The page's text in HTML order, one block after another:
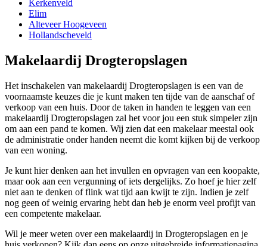
Kerkenveld
Elim
Alteveer Hoogeveen
Hollandscheveld
Makelaardij Drogteropslagen
Het inschakelen van makelaardij Drogteropslagen is een van de
voornaamste keuzes die je kunt maken ten tijde van de aanschaf of
verkoop van een huis. Door de taken in handen te leggen van een
makelaardij Drogteropslagen zal het voor jou een stuk simpeler zijn
om aan een pand te komen. Wij zien dat een makelaar meestal ook
de administratie onder handen neemt die komt kijken bij de verkoop
van een woning.
Je kunt hier denken aan het invullen en opvragen van een koopakte,
maar ook aan een vergunning of iets dergelijks. Zo hoef je hier zelf
niet aan te denken of flink wat tijd aan kwijt te zijn. Indien je zelf
nog geen of weinig ervaring hebt dan heb je enorm veel profijt van
een competente makelaar.
Wil je meer weten over een makelaardij in Drogteropslagen en je